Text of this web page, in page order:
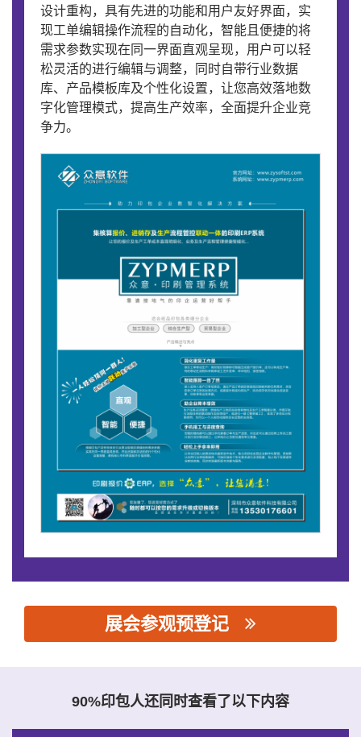
设计重构，具有先进的功能和用户友好界面，实
现工单编辑操作流程的自动化，智能且便捷的将
需求参数实现在同一界面直观呈现，用户可以轻
松灵活的进行编辑与调整，同时自带行业数据
库、产品模板库及个性化设置，让您高效落地数
字化管理模式，提高生产效率，全面提升企业竞
争力。
展会参观预登记
90%印包人还同时查看了以下内容